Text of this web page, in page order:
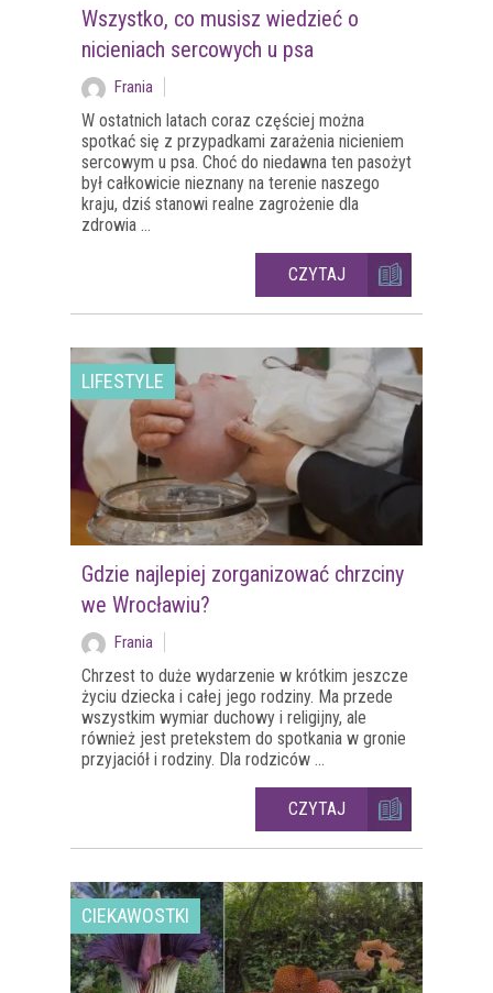
Wszystko, co musisz wiedzieć o
nicieniach sercowych u psa
Frania
W ostatnich latach coraz częściej można
spotkać się z przypadkami zarażenia nicieniem
sercowym u psa. Choć do niedawna ten pasożyt
był całkowicie nieznany na terenie naszego
kraju, dziś stanowi realne zagrożenie dla
zdrowia ...
CZYTAJ
LIFESTYLE
Gdzie najlepiej zorganizować chrzciny
we Wrocławiu?
Frania
Chrzest to duże wydarzenie w krótkim jeszcze
życiu dziecka i całej jego rodziny. Ma przede
wszystkim wymiar duchowy i religijny, ale
również jest pretekstem do spotkania w gronie
przyjaciół i rodziny. Dla rodziców ...
CZYTAJ
CIEKAWOSTKI